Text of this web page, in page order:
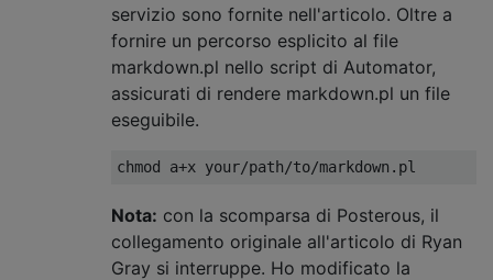
servizio sono fornite nell'articolo. Oltre a
fornire un percorso esplicito al file
markdown.pl nello script di Automator,
assicurati di rendere markdown.pl un file
eseguibile.
Nota: con la scomparsa di Posterous, il
collegamento originale all'articolo di Ryan
Gray si interruppe. Ho modificato la